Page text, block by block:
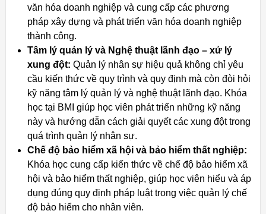
văn hóa doanh nghiệp và cung cấp các phương
pháp xây dựng và phát triển văn hóa doanh nghiệp
thành công.
Tâm lý quản lý và Nghệ thuật lãnh đạo – xử lý
xung đột: Quản lý nhân sự hiệu quả không chỉ yêu
cầu kiến thức về quy trình và quy định mà còn đòi hỏi
kỹ năng tâm lý quản lý và nghệ thuật lãnh đạo. Khóa
học tại BMI giúp học viên phát triển những kỹ năng
này và hướng dẫn cách giải quyết các xung đột trong
quá trình quản lý nhân sự.
Chế độ bảo hiểm xã hội và bảo hiểm thất nghiệp:
Khóa học cung cấp kiến thức về chế độ bảo hiểm xã
hội và bảo hiểm thất nghiệp, giúp học viên hiểu và áp
dụng đúng quy định pháp luật trong việc quản lý chế
độ bảo hiểm cho nhân viên.